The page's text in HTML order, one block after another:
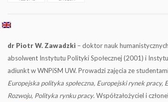
dr Piotr W. Zawadzki – doktor nauk
absolwent Instytutu Polityki Społecznej (2001) i
adiunkt w WNPiSM UW. Prowadzi zajęcia ze
Europejska polityka społeczna, Europejski rynek pracy,
Rozwoju, Polityka rynku pracy. Współzałożyciel i